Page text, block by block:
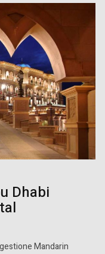
Dhabi
Mandarin